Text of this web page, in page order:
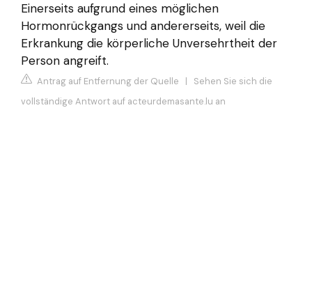
Einerseits aufgrund eines möglichen
Hormonrückgangs und andererseits, weil die
Erkrankung die körperliche Unversehrtheit der
Person angreift.
Antrag auf Entfernung der Quelle | Sehen Sie sich die
vollständige Antwort auf acteurdemasante.lu an